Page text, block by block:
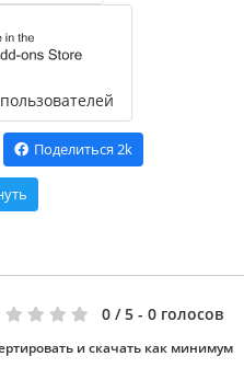
Поделиться 2k
0 / 5 - 0 голосов
и скачать как минимум